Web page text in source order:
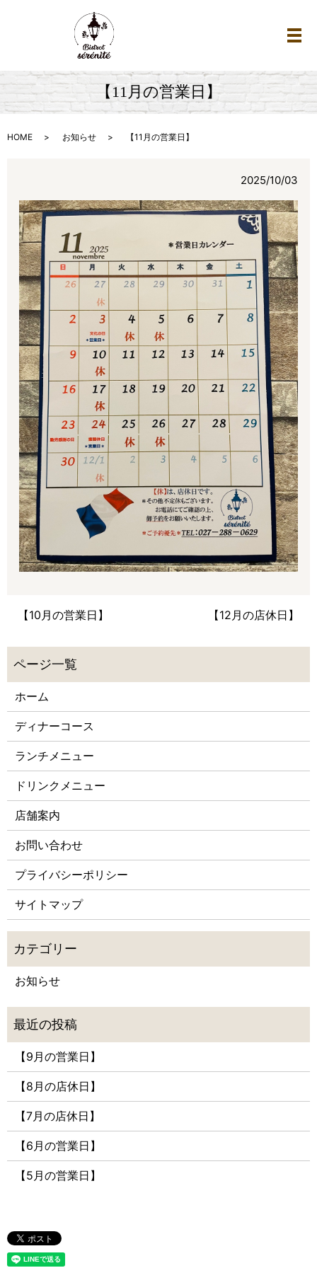
メ
【11月の営業日】
HOME お知らせ 【11月の営業日】
2025/10/03
【10月の営業日】 【12月の店休日】
ホーム
ディナーコース
ランチメニュー
ドリンクメニュー
店舗案内
お問い合わせ
プライバシーポリシー
サイトマップ
お知らせ
【9月の営業日】
【8月の店休日】
【7月の店休日】
【6月の営業日】
【5月の営業日】